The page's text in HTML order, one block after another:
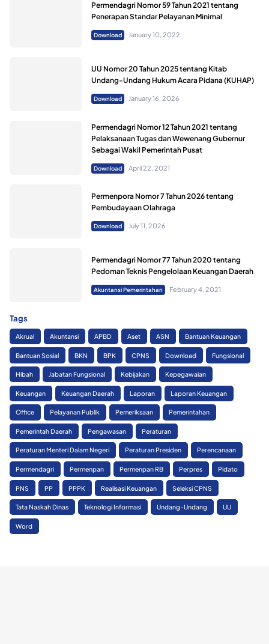
Permendagri Nomor 59 Tahun 2021 tentang
Penerapan Standar Pelayanan Minimal
Download January 10, 2022
UU Nomor 20 Tahun 2025 tentang Kitab
Undang-Undang Hukum Acara Pidana (KUHAP)
Download January 16, 2026
Permendagri Nomor 12 Tahun 2021 tentang
Pelaksanaan Tugas dan Wewenang Gubernur
Sebagai Wakil Pemerintah Pusat
Download April 22, 2021
Permenpora Nomor 7 Tahun 2026 tentang
Pembudayaan Olahraga
Download July 11, 2026
Permendagri Nomor 77 Tahun 2020 tentang
Pedoman Teknis Pengelolaan Keuangan Daerah
Akuntansi Pemerintahan February 4, 2021
Tags
Akrual Akuntansi APBD Aset ASN Bantuan Keuangan
Bantuan Sosial BKN BPK CPNS Download Fungsional
Hibah Jabatan Fungsional Kebijakan Kepegawaian
Keuangan Keuangan Daerah Laporan Laporan Keuangan
Office Pelayanan Publik Pemeriksaan Pemerintahan
Pemerintah Daerah Pengawasan Peraturan
Peraturan Menteri Dalam Negeri Peraturan Presiden Perencanaan
Permendagri Permenpan Permenpan RB Perpres Pidato
PNS PP PPPK Realisasi Keuangan Seleksi CPNS
Tata Naskah Dinas Teknologi Informasi Undang-Undang UU
Word